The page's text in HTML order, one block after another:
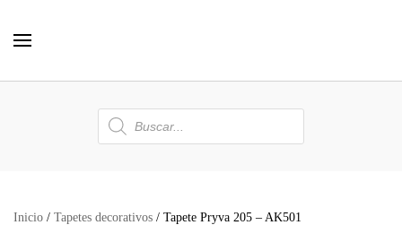
Búsqueda
de
productos
Inicio / Tapetes decorativos / Tapete Pryva 205 – AK501